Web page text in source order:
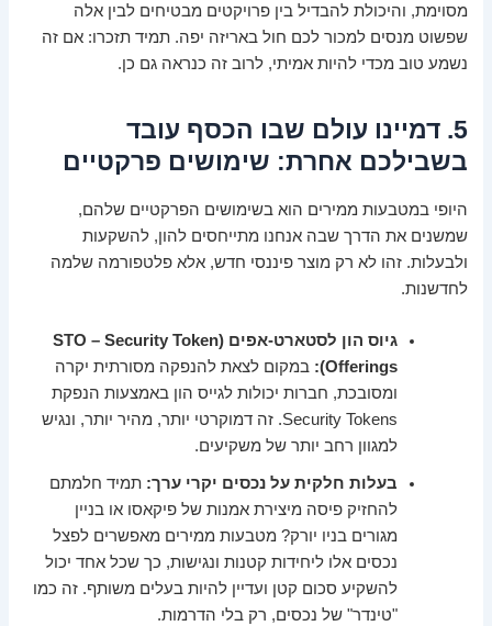
מסוימת, והיכולת להבדיל בין פרויקטים מבטיחים לבין אלה
שפשוט מנסים למכור לכם חול באריזה יפה. תמיד תזכרו: אם זה
נשמע טוב מכדי להיות אמיתי, לרוב זה כנראה גם כן.
5. דמיינו עולם שבו הכסף עובד
בשבילכם אחרת: שימושים פרקטיים
היופי במטבעות ממירים הוא בשימושים הפרקטיים שלהם,
שמשנים את הדרך שבה אנחנו מתייחסים להון, להשקעות
ולבעלות. זהו לא רק מוצר פיננסי חדש, אלא פלטפורמה שלמה
לחדשנות.
גיוס הון לסטארט-אפים (STO – Security Token
Offerings):
במקום לצאת להנפקה מסורתית יקרה
ומסובכת, חברות יכולות לגייס הון באמצעות הנפקת
Security Tokens. זה דמוקרטי יותר, מהיר יותר, ונגיש
למגוון רחב יותר של משקיעים.
בעלות חלקית על נכסים יקרי ערך: תמיד חלמתם
להחזיק פיסה מיצירת אמנות של פיקאסו או בניין
מגורים בניו יורק? מטבעות ממירים מאפשרים לפצל
נכסים אלו ליחידות קטנות ונגישות, כך שכל אחד יכול
להשקיע סכום קטן ועדיין להיות בעלים משותף. זה כמו
"טינדר" של נכסים, רק בלי הדרמות.